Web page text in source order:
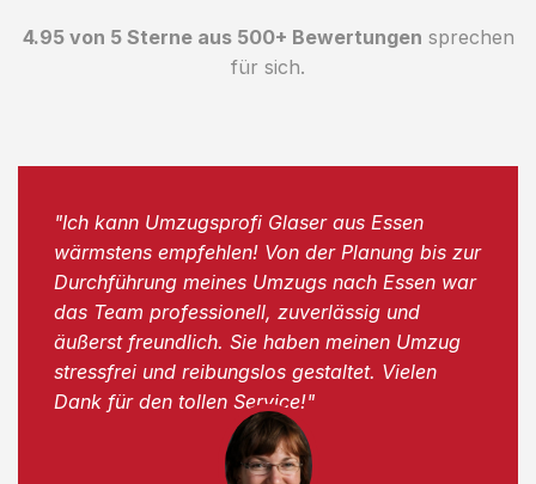
4.95 von 5 Sterne aus 500+ Bewertungen sprechen
für sich.
"Ich kann Umzugsprofi Glaser aus Essen
wärmstens empfehlen! Von der Planung bis zur
Durchführung meines Umzugs nach Essen war
das Team professionell, zuverlässig und
äußerst freundlich. Sie haben meinen Umzug
stressfrei und reibungslos gestaltet. Vielen
Dank für den tollen Service!"